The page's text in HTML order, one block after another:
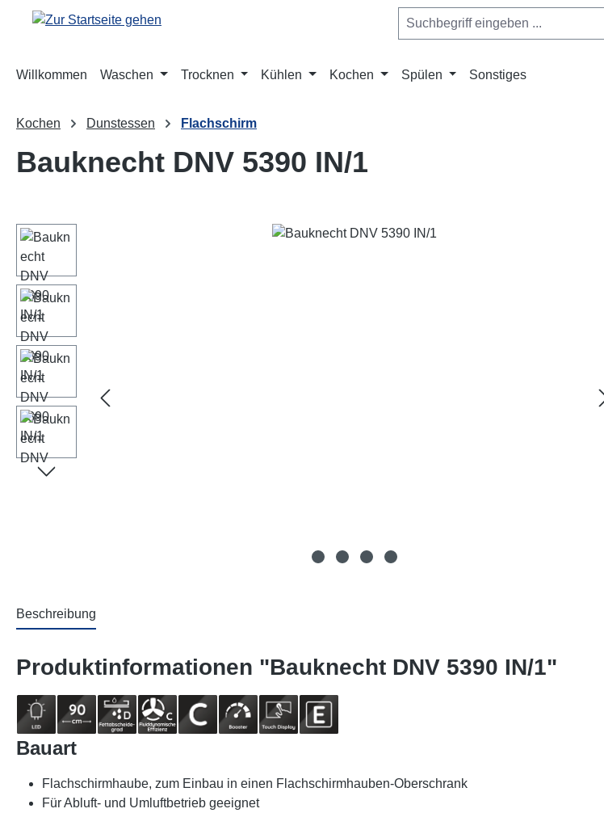
Hauptinhalt springen
Zur Suche springen
Zur Hauptnavigation springen
Willkommen Waschen Trocknen Kühlen Kochen Spülen Sonstiges
Kochen Dunstessen Flachschirm
Bauknecht DNV 5390 IN/1
Bildergalerie überspringen
Beschreibung
Produktinformationen "Bauknecht DNV 5390 IN/1"
Bauart
Flachschirmhaube, zum Einbau in einen Flachschirmhauben-Oberschrank
Für Abluft- und Umluftbetrieb geeignet